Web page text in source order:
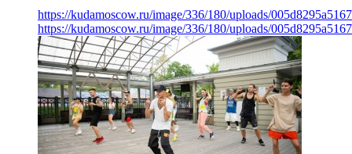
https://kudamoscow.ru/image/336/180/uploads/
https://kudamoscow.ru/image/336/180/uploads/